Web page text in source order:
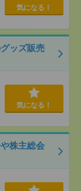
気になる！
ッズ販売
気になる！
株主総会